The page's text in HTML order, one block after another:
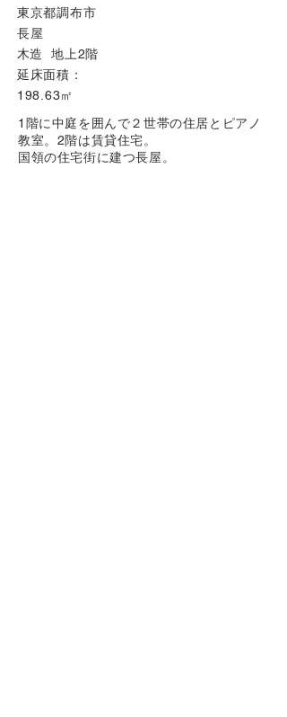
東京都調布市
長屋
木造 地上2階
延床面積：
198.63㎡
1階に中庭を囲んで２世帯の住居とピアノ
教室。2階は賃貸住宅。
​国領の住宅街に建つ長屋。